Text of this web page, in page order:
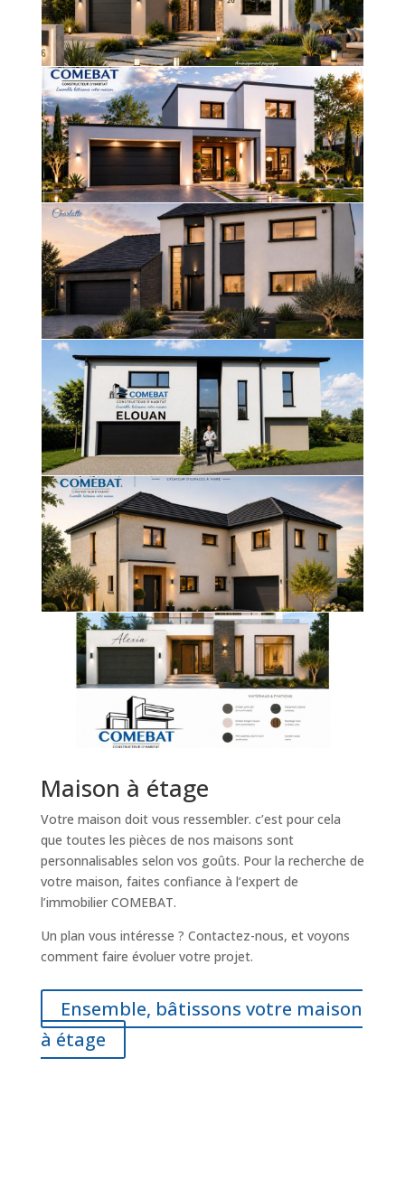
Maison à étage
Votre maison doit vous ressembler. c’est pour cela
que toutes les pièces de nos maisons sont
personnalisables selon vos goûts. Pour la recherche de
votre maison, faites confiance à l’expert de
l’immobilier COMEBAT.
Un plan vous intéresse ? Contactez-nous, et voyons
comment faire évoluer votre projet.
Ensemble, bâtissons votre maison
à étage